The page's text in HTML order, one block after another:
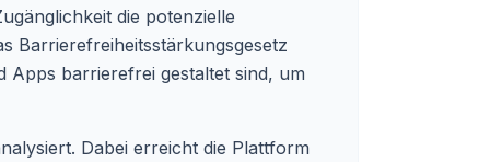
die potenzielle
Barrierefreiheitsstärkungsgesetz
Apps barrierefrei gestaltet sind, um
Dabei erreicht die Plattform